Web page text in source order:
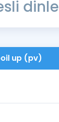
dinle
up (pv)